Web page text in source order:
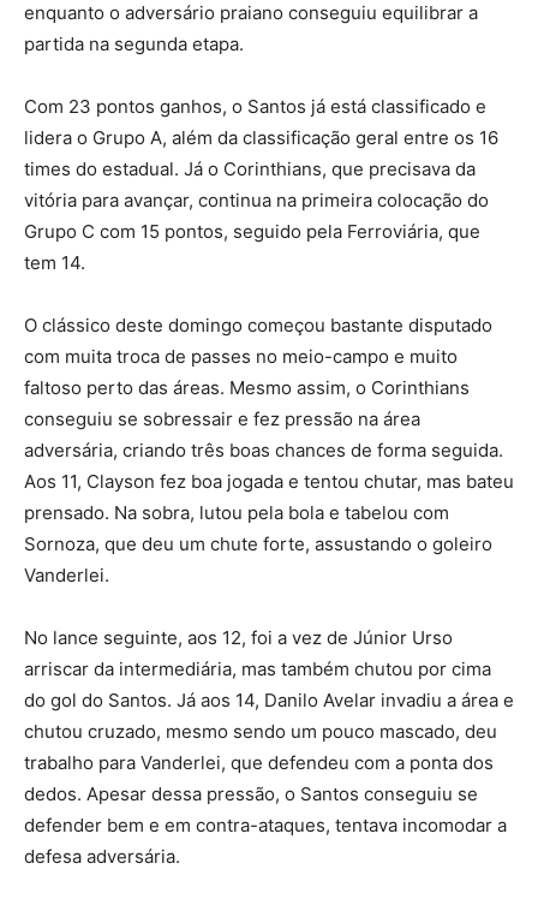
enquanto o adversário praiano conseguiu equilibrar a
partida na segunda etapa.
Com 23 pontos ganhos, o Santos já está classificado e
lidera o Grupo A, além da classificação geral entre os 16
times do estadual. Já o Corinthians, que precisava da
vitória para avançar, continua na primeira colocação do
Grupo C com 15 pontos, seguido pela Ferroviária, que
tem 14.
O clássico deste domingo começou bastante disputado
com muita troca de passes no meio-campo e muito
faltoso perto das áreas. Mesmo assim, o Corinthians
conseguiu se sobressair e fez pressão na área
adversária, criando três boas chances de forma seguida.
Aos 11, Clayson fez boa jogada e tentou chutar, mas bateu
prensado. Na sobra, lutou pela bola e tabelou com
Sornoza, que deu um chute forte, assustando o goleiro
Vanderlei.
No lance seguinte, aos 12, foi a vez de Júnior Urso
arriscar da intermediária, mas também chutou por cima
do gol do Santos. Já aos 14, Danilo Avelar invadiu a área e
chutou cruzado, mesmo sendo um pouco mascado, deu
trabalho para Vanderlei, que defendeu com a ponta dos
dedos. Apesar dessa pressão, o Santos conseguiu se
defender bem e em contra-ataques, tentava incomodar a
defesa adversária.